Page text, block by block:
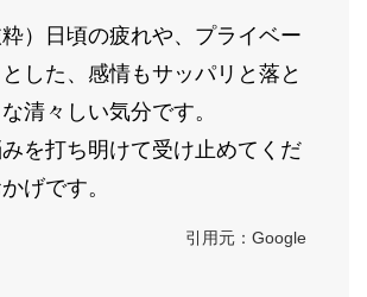
）
日頃の疲れや、プライベー
とした、感情もサッパリと落と
清々しい気分です。
を打ち明けて受け止めてくだ
げです。
引用元：Google